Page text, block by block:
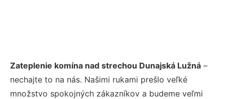
Zateplenie komína nad strechou Dunajská Lužná –
nechajte to na nás. Našimi rukami prešlo veľké
množstvo spokojných zákazníkov a budeme veľmi